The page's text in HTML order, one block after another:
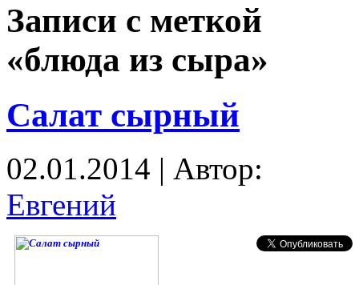
Записи с меткой
«блюда из сыра»
Салат сырный
02.01.2014 | Автор:
Евгений